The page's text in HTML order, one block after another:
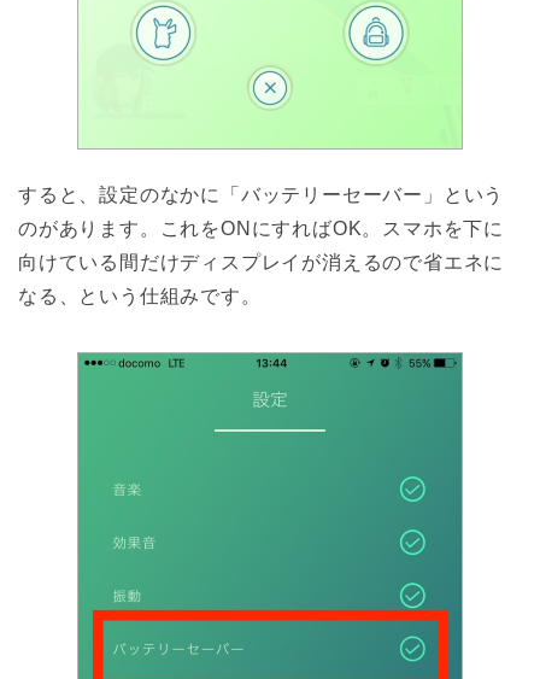
すると、設定のなかに「バッテリーセーバー」という
のがあります。これをONにすればOK。スマホを下に
向けている間だけディスプレイが消えるので省エネに
なる、という仕組みです。